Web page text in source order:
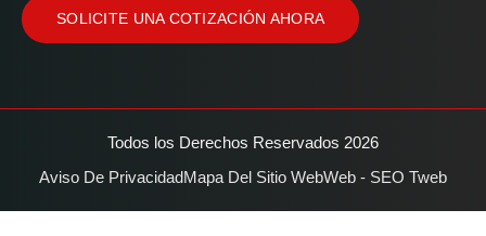
SOLICITE UNA COTIZACIÓN AHORA
Todos los Derechos Reservados 2026
Aviso De PrivacidadMapa Del Sitio WebWeb - SEO Tweb